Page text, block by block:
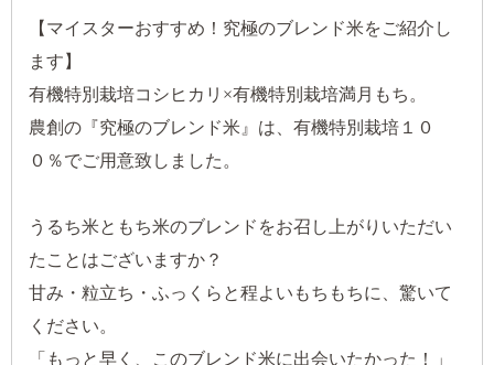
【マイスターおすすめ！究極のブレンド米をご紹介し
ます】
有機特別栽培コシヒカリ×有機特別栽培満月もち。
農創の『究極のブレンド米』は、有機特別栽培１０
０％でご用意致しました。
うるち米ともち米のブレンドをお召し上がりいただい
たことはございますか？
甘み・粒立ち・ふっくらと程よいもちもちに、驚いて
ください。
「もっと早く、このブレンド米に出会いたかった！」